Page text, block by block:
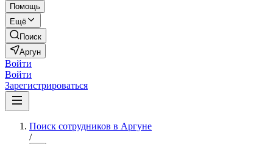
Помощь
Ещё
Поиск
Аргун
Войти
Войти
Зарегистрироваться
Поиск сотрудников в Аргуне
/